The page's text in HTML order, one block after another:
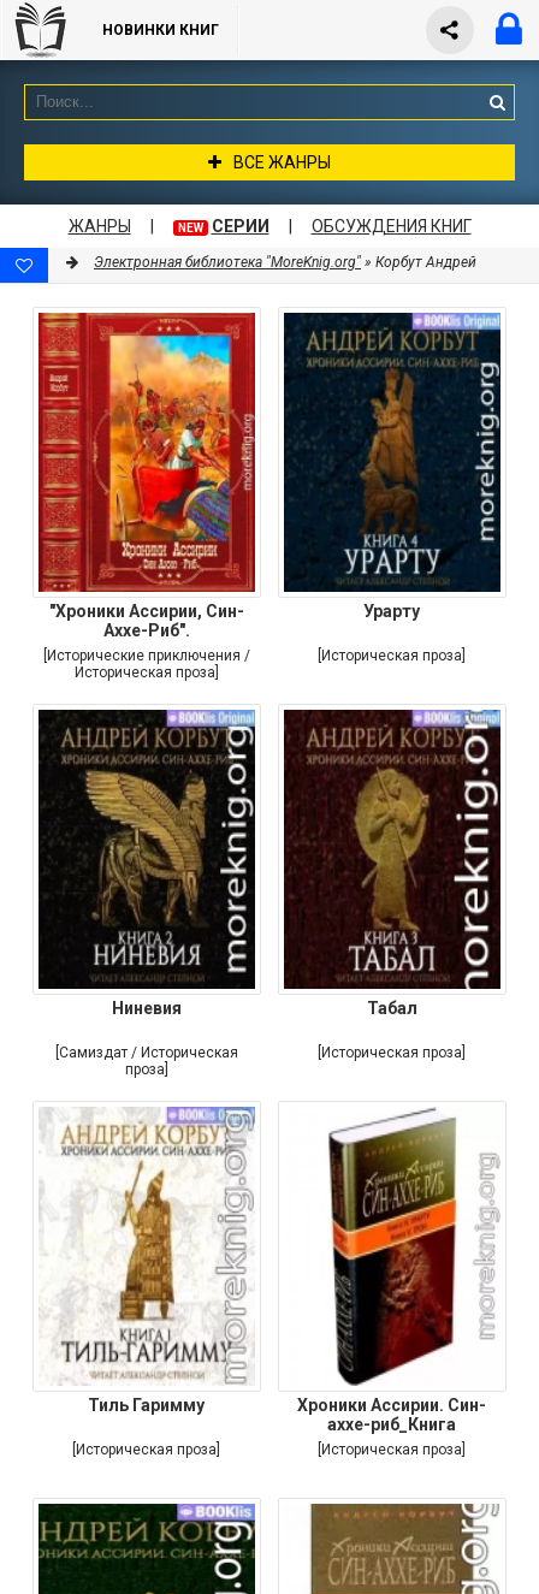
НОВИНКИ КНИГ
ВСЕ ЖАНРЫ
ЖАНРЫ NEW СЕРИИ ОБСУЖДЕНИЯ КНИГ
Электронная библиотека "MoreKnig.org" » Корбут Андрей
"Хроники Ассирии, Син-
Аххе-Риб".
[Исторические приключения /
Историческая проза]
Урарту
[Историческая проза]
Ниневия
[Самиздат / Историческая
проза]
Табал
[Историческая проза]
Тиль Гаримму
[Историческая проза]
Хроники Ассирии. Син-
аххе-риб_Книга
[Историческая проза]